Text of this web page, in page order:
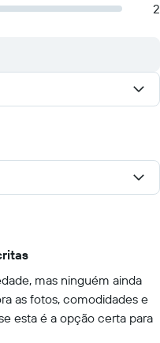
2
mas ninguém ainda
as fotos, comodidades e
esta é a opção certa para